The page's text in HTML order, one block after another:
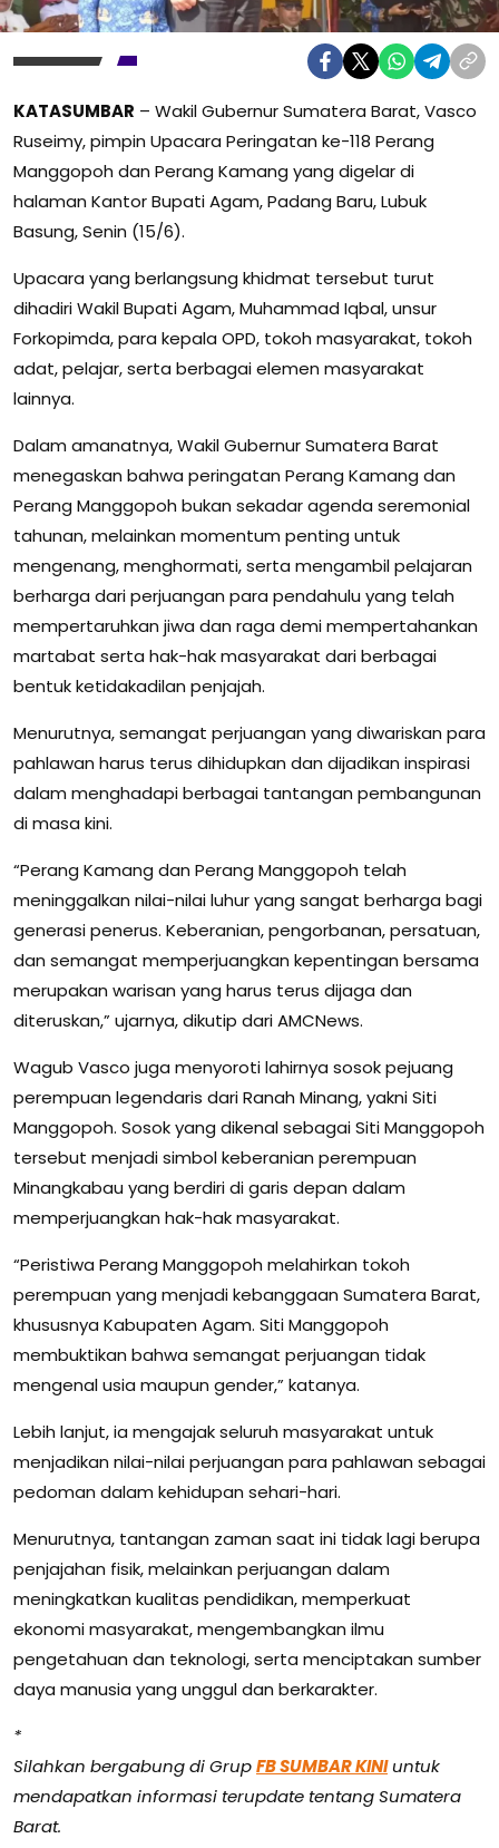
KATASUMBAR – Wakil Gubernur Sumatera Barat, Vasco
Ruseimy, pimpin Upacara Peringatan ke-118 Perang
Manggopoh dan Perang Kamang yang digelar di
halaman Kantor Bupati Agam, Padang Baru, Lubuk
Basung, Senin (15/6).
Upacara yang berlangsung khidmat tersebut turut
dihadiri Wakil Bupati Agam, Muhammad Iqbal, unsur
Forkopimda, para kepala OPD, tokoh masyarakat, tokoh
adat, pelajar, serta berbagai elemen masyarakat
lainnya.
Dalam amanatnya, Wakil Gubernur Sumatera Barat
menegaskan bahwa peringatan Perang Kamang dan
Perang Manggopoh bukan sekadar agenda seremonial
tahunan, melainkan momentum penting untuk
mengenang, menghormati, serta mengambil pelajaran
berharga dari perjuangan para pendahulu yang telah
mempertaruhkan jiwa dan raga demi mempertahankan
martabat serta hak-hak masyarakat dari berbagai
bentuk ketidakadilan penjajah.
Menurutnya, semangat perjuangan yang diwariskan para
pahlawan harus terus dihidupkan dan dijadikan inspirasi
dalam menghadapi berbagai tantangan pembangunan
di masa kini.
“Perang Kamang dan Perang Manggopoh telah
meninggalkan nilai-nilai luhur yang sangat berharga bagi
generasi penerus. Keberanian, pengorbanan, persatuan,
dan semangat memperjuangkan kepentingan bersama
merupakan warisan yang harus terus dijaga dan
diteruskan,” ujarnya, dikutip dari AMCNews.
Wagub Vasco juga menyoroti lahirnya sosok pejuang
perempuan legendaris dari Ranah Minang, yakni Siti
Manggopoh. Sosok yang dikenal sebagai Siti Manggopoh
tersebut menjadi simbol keberanian perempuan
Minangkabau yang berdiri di garis depan dalam
memperjuangkan hak-hak masyarakat.
“Peristiwa Perang Manggopoh melahirkan tokoh
perempuan yang menjadi kebanggaan Sumatera Barat,
khususnya Kabupaten Agam. Siti Manggopoh
membuktikan bahwa semangat perjuangan tidak
mengenal usia maupun gender,” katanya.
Lebih lanjut, ia mengajak seluruh masyarakat untuk
menjadikan nilai-nilai perjuangan para pahlawan sebagai
pedoman dalam kehidupan sehari-hari.
Menurutnya, tantangan zaman saat ini tidak lagi berupa
penjajahan fisik, melainkan perjuangan dalam
meningkatkan kualitas pendidikan, memperkuat
ekonomi masyarakat, mengembangkan ilmu
pengetahuan dan teknologi, serta menciptakan sumber
daya manusia yang unggul dan berkarakter.
*
Silahkan bergabung di GrupFB SUMBAR KINIuntuk
mendapatkan informasi terupdate tentang Sumatera
Barat.